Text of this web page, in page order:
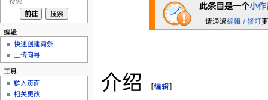
此条目是一个小作
请通過編輯 / 修訂
介绍 [编辑]
编辑
快速创建词条
上传向导
工具
链入页面
相关更改